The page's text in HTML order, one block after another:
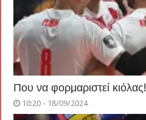
Που να φορμαριστεί κιόλας!
10:20 - 18/09/2024